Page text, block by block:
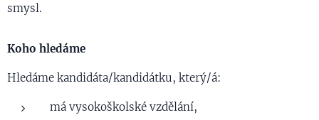
smysl.
Koho hledáme
Hledáme kandidáta/kandidátku, který/á:
má vysokoškolské vzdělání,